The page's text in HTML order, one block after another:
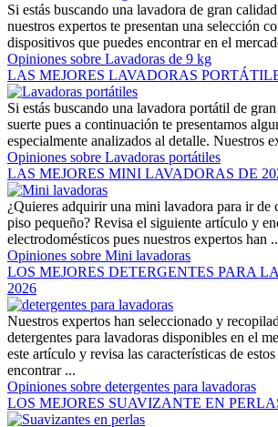
Si estás buscando una lavadora de gran
nuestros expertos te presentan una selección
dispositivos que puedes encontrar en el
Opiniones sobre Lavadoras de 9 kg
LAS MEJORES LAVADORAS
Si estás buscando una lavadora portátil de
suerte pues a continuación te presentamos
especialmente analizados al detalle. Nuestros
Opiniones sobre Lavadoras portátiles
LAS MEJORES MINI LAVADORAS DE
¿Quieres adquirir una mini lavadora para ir de
piso pequeño? Revisa el siguiente artículo y
electrodomésticos pues nuestros expertos han
Opiniones sobre Mini lavadoras
LOS MEJORES DETERGENTES PARA
2026
Nuestros expertos han seleccionado y
detergentes para lavadoras disponibles en el
este artículo y revisa las características de
encontrar ...
Opiniones sobre detergentes para lavadoras
LOS MEJORES SUAVIZANTE EN